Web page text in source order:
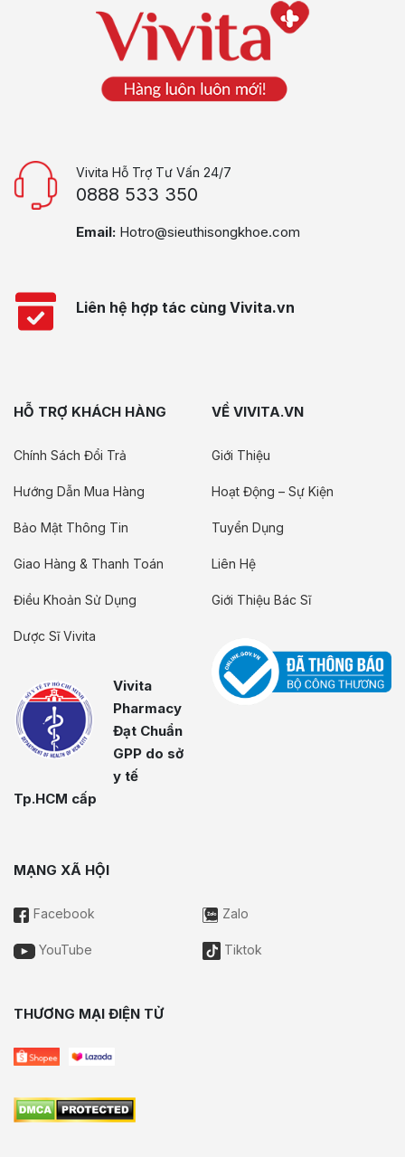
Vivita Hỗ Trợ Tư Vấn 24/7
0888 533 350
Email: Hotro@sieuthisongkhoe.com
Liên hệ hợp tác cùng Vivita.vn
HỖ TRỢ KHÁCH HÀNG
Chính Sách Đổi Trả
Hướng Dẫn Mua Hàng
Bảo Mật Thông Tin
Giao Hàng & Thanh Toán
Điều Khoản Sử Dụng
Dược Sĩ Vivita
Vivita
Pharmacy
Đạt Chuẩn
GPP do sở
y tế
Tp.HCM cấp
VỀ VIVITA.VN
Giới Thiệu
Hoạt Động – Sự Kiện
Tuyển Dụng
Liên Hệ
Giới Thiệu Bác Sĩ
MẠNG XÃ HỘI
Facebook Zalo
YouTube Tiktok
THƯƠNG MẠI ĐIỆN TỬ